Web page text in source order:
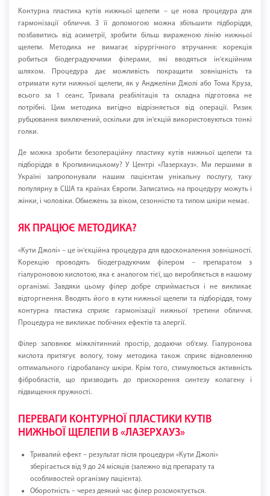
Контурна пластика кутів нижньої щелепи – це нова процедура для
гармонізації обличчя. З її допомогою можна збільшити підборіддя,
позбавитись від асиметрії, зробити більш вираженою лінію нижньої
щелепи. Методика не вимагає хірургічного втручання: корекція
робиться біодеградуючими філерами, які вводяться ін'єкційним
шляхом. Процедура дає можливість покращити зовнішність та
отримати кути нижньої щелепи, як у Анджеліни Джолі або Тома Круза,
всього за 1 сеанс. Тривала реабілітація та складна підготовка не
потрібні. Цим методика вигідно відрізняється від операції. Ризик
рубцювання виключений, оскільки для ін'єкцій використовуються тонкі
голки.
Де можна зробити безопераційну пластику кутів нижньої щелепи та
підборіддя в Кропивницькому? У Центрі «Лазерхауз». Ми першими в
Україні запропонували нашим пацієнтам унікальну послугу, таку
популярну в США та країнах Європи. Записатись на процедуру можуть і
жінки, і чоловіки. Обмежень за віком, сезонністю та типом шкіри немає.
ЯК ПРАЦЮЄ МЕТОДИКА?
«Кути Джолі» – це ін'єкційна процедура для вдосконалення зовнішності.
Корекцію проводять біодеградуючим філером – препаратом з
гіалуроновою кислотою, яка є аналогом тієї, що виробляється в нашому
організмі. Завдяки цьому філер добре сприймається і не викликає
відторгнення. Вводять його в кути нижньої щелепи та підборіддя, тому
контурна пластика сприяє гармонізації нижньої третини обличчя.
Процедура не викликає побічних ефектів та алергії.
Філер заповнює міжклітинний простір, додаючи об'єму. Гіалуронова
кислота притягує вологу, тому методика також сприяє відновленню
оптимального гідробалансу шкіри. Крім того, стимулюється активність
фібробластів, що призводить до прискорення синтезу колагену і
підвищення пружності.
ПЕРЕВАГИ КОНТУРНОЇ ПЛАСТИКИ КУТІВ
НИЖНЬОЇ ЩЕЛЕПИ В «ЛАЗЕРХАУЗ»
Тривалий ефект – результат після процедури «Кути Джолі»
зберігається від 9 до 24 місяців (залежно від препарату та
особливостей організму пацієнта).
Оборотність – через деякий час філер розсмоктується.